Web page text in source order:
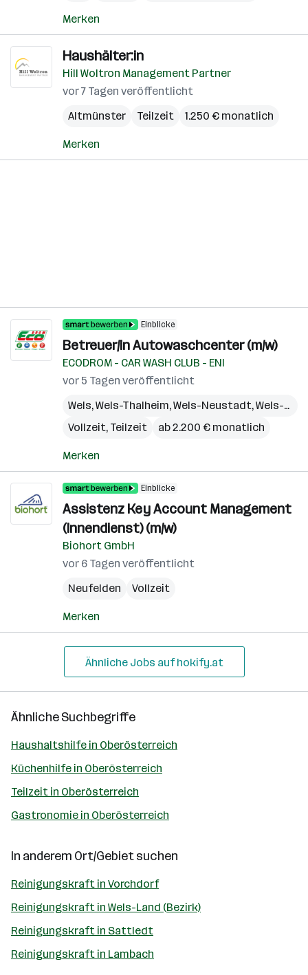
Merken
Haushälter:in
Hill Woltron Management Partner
vor 7 Tagen veröffentlicht
Altmünster
Teilzeit 1.250 € monatlich
Merken
Einblicke
Betreuer/in Autowaschcenter (m/w)
ECODROM - CAR WASH CLUB - ENI
vor 5 Tagen veröffentlicht
Wels,Wels-Thalheim,Wels-Neustadt,Wels-Land (Bezirk)
Vollzeit, Teilzeit
ab 2.200 € monatlich
Merken
Einblicke
Assistenz Key Account Management
(Innendienst) (m/w)
Biohort GmbH
vor 6 Tagen veröffentlicht
Neufelden
Vollzeit
Merken
Ähnliche Jobs auf hokify.at
Ähnliche Suchbegriffe
Haushaltshilfe in Oberösterreich
Küchenhilfe in Oberösterreich
Teilzeit in Oberösterreich
Gastronomie in Oberösterreich
In anderem Ort/Gebiet suchen
Reinigungskraft in Vorchdorf
Reinigungskraft in Wels-Land (Bezirk)
Reinigungskraft in Sattledt
Reinigungskraft in Lambach